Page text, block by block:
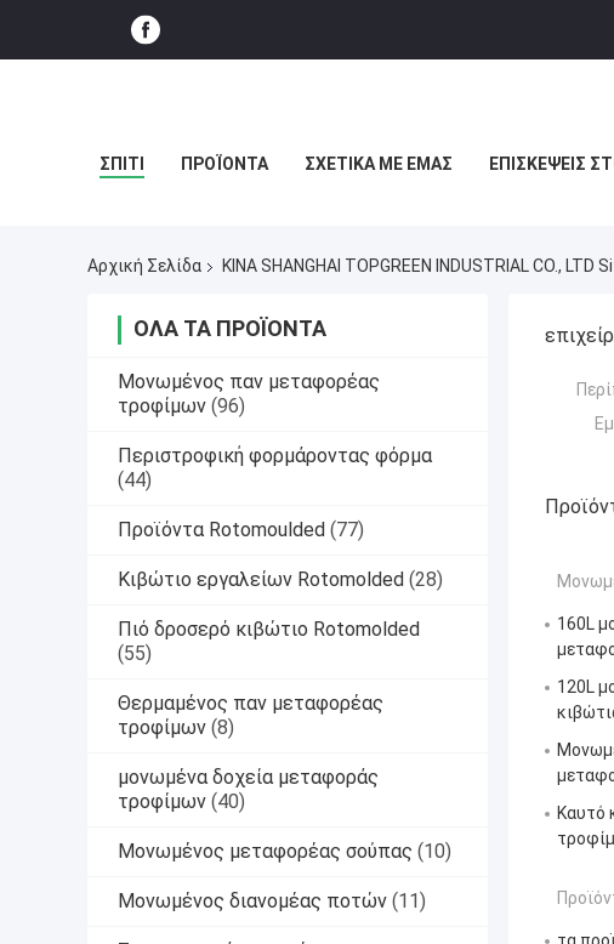
ΣΠΊΤΙ ΠΡΟΪΌΝΤΑ ΣΧΕΤΙΚΆ ΜΕ ΕΜΆΣ ΕΠΙΣΚΈΨΕΙΣ
Αρχική Σελίδα ΚΙΝΑ SHANGHAI TOPGREEN INDUSTRIAL CO., LTD
ΌΛΑ ΤΑ ΠΡΟΪΌΝΤΑ
Μονωμένος παν μεταφορέας
τροφίμων (96)
Περιστροφική φορμάροντας φόρμα
(44)
Προϊόντα Rotomoulded (77)
Κιβώτιο εργαλείων Rotomolded (28)
Πιό δροσερό κιβώτιο Rotomolded
(55)
Θερμαμένος παν μεταφορέας
τροφίμων (8)
μονωμένα δοχεία μεταφοράς
τροφίμων (40)
Μονωμένος μεταφορέας σούπας (10)
Μονωμένος διανομέας ποτών (11)
160L
120L
Καυτό